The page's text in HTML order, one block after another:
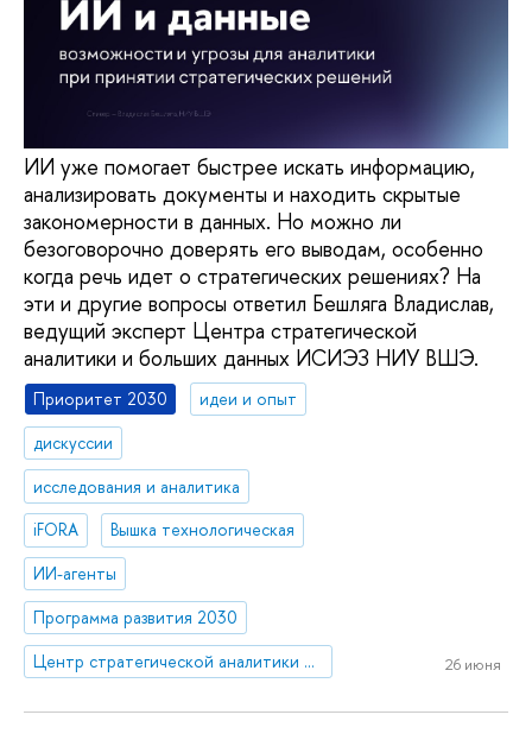
ИИ уже помогает быстрее искать информацию,
анализировать документы и находить скрытые
закономерности в данных. Но можно ли
безоговорочно доверять его выводам, особенно
когда речь идет о стратегических решениях? На
эти и другие вопросы ответил Бешляга Владислав,
ведущий эксперт Центра стратегической
аналитики и больших данных ИСИЭЗ НИУ ВШЭ.
Приоритет 2030
идеи и опыт
дискуссии
исследования и аналитика
iFORA
Вышка технологическая
ИИ-агенты
Программа развития 2030
Центр стратегической аналитики и больших данных
26 июня